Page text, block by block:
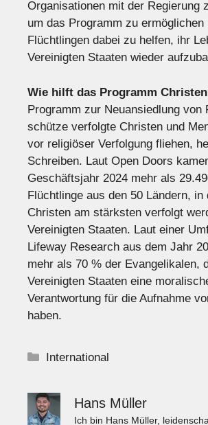
Organisationen mit der Regierung
um das Programm zu ermöglichen
Flüchtlingen dabei zu helfen, ihr
Vereinigten Staaten wieder
Wie hilft das Programm
Programm zur Neuansiedlung von
schütze verfolgte Christen und
vor religiöser Verfolgung fliehen,
Schreiben. Laut Open Doors
Geschäftsjahr 2024 mehr als
Flüchtlinge aus den 50 Ländern, in
Christen am stärksten verfolgt
Vereinigten Staaten. Laut einer
Lifeway Research aus dem Jahr
mehr als 70 % der Evangelikalen,
Vereinigten Staaten eine
Verantwortung für die Aufnahme
haben.
Kategorien
International
Hans Müller
Ich bin Hans Müller,